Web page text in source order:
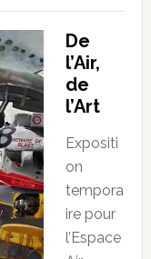
De
l’Air,
de
l’Art
Expositi
on
tempora
ire pour
l’Espace